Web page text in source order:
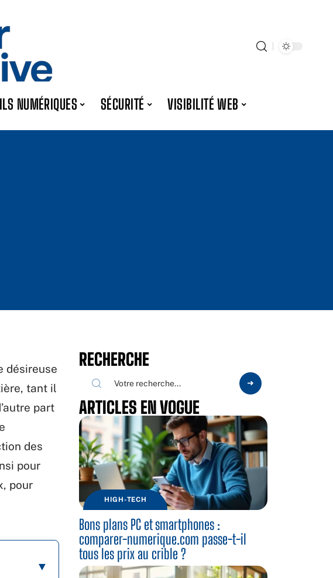
NUMÉRIQUES SÉCURITÉ VISIBILITÉ WEB
désireuse
tant il
part
des
pour
pour
RECHERCHE
ARTICLES EN VOGUE
HIGH-TECH
Bons plans PC et smartphones :
comparer-numerique.com passe-t-il
tous les prix au crible ?